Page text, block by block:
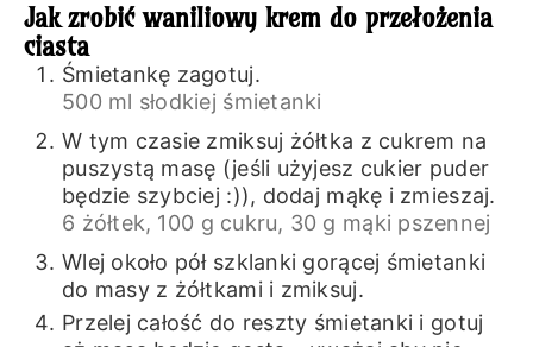
Jak zrobić waniliowy krem do przełożenia
ciasta
Śmietankę zagotuj.
500 ml słodkiej śmietanki
W tym czasie zmiksuj żółtka z cukrem na
puszystą masę (jeśli użyjesz cukier puder
będzie szybciej :)), dodaj mąkę i zmieszaj.
6 żółtek, 100 g cukru, 30 g mąki pszennej
Wlej około pół szklanki gorącej śmietanki
do masy z żółtkami i zmiksuj.
Przelej całość do reszty śmietanki i gotuj